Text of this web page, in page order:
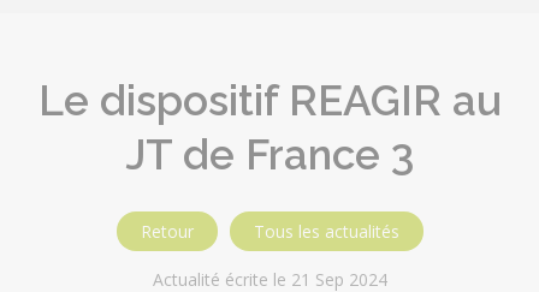
Le dispositif REAGIR au
JT de France 3
Retour Tous les actualités
Actualité écrite le 21 Sep 2024